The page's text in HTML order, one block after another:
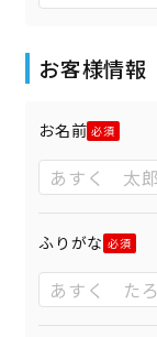
お客様情報
お名前
ふりがな